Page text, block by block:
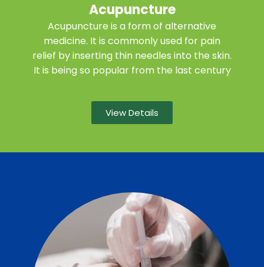
Acupuncture
Acupuncture is a form of alternative
medicine. It is commonly used for pain
relief by inserting thin needles into the skin.
It is being so popular from the last century
View Details